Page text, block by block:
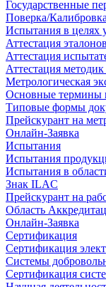
Государственные
Поверка/Калибровка
Испытания в целях
Аттестация
Аттестация
Аттестация
Метрологическая
Основные термины
Типовые формы
Прейскурант на
Онлайн-Заявка
Испытания
Испытания
Испытания в
Знак ILAC
Прейскурант на
Область
Онлайн-Заявка
Сертификация
Сертификация
Системы
Сертификация